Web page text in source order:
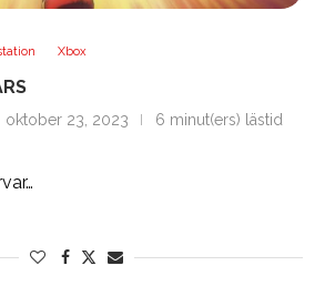
Xbox
oktober 23, 2023 6 minut(ers) lästid